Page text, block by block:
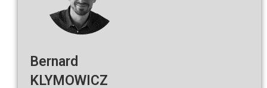
Bernard
KLYMOWICZ